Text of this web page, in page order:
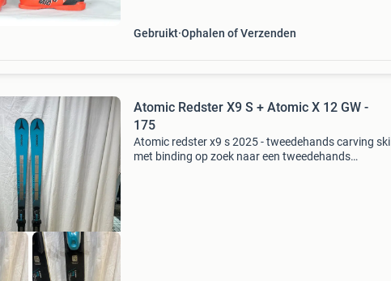
Gebruikt Ophalen of Verzenden
Atomic Redster X9 S + Atomic X 12 GW -
175
Atomic redster x9 s 2025 - tweedehands carving ski
met binding op zoek naar een tweedehands